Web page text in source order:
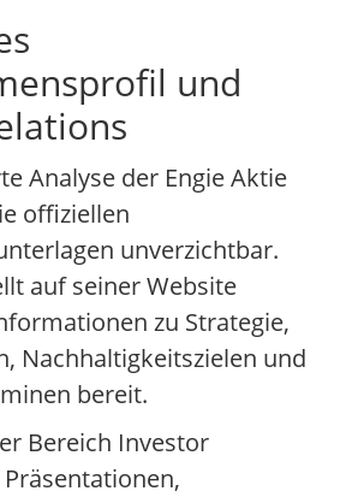
und
Analyse der Engie Aktie
offiziellen
unverzichtbar.
auf seiner Website
zu Strategie,
Nachhaltigkeitszielen und
bereit.
Bereich Investor